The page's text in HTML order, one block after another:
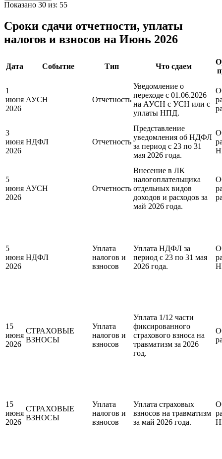
Показано 30 из: 55
Сроки сдачи отчетности, уплаты
налогов и взносов на Июнь 2026
Дата Событие Тип Что сдаем
1
июня
2026
АУСН Отчетность
Уведомление о
переходе с 01.06.2026
на АУСН с УСН или с
уплаты НПД.
3
июня
2026
НДФЛ Отчетность
Представление
уведомления об НДФЛ
за период с 23 по 31
мая 2026 года.
5
июня
2026
АУСН Отчетность
Внесение в ЛК
налогоплательщика
отдельных видов
доходов и расходов за
май 2026 года.
5
июня
2026
НДФЛ
Уплата
налогов и
взносов
Уплата НДФЛ за
период с 23 по 31 мая
2026 года.
15
июня
2026
СТРАХОВЫЕ
ВЗНОСЫ
Уплата
налогов и
взносов
Уплата 1/12 части
фиксированного
страхового взноса на
травматизм за 2026
год.
15
июня
2026
СТРАХОВЫЕ
ВЗНОСЫ
Уплата
налогов и
взносов
Уплата страховых
взносов на травматизм
за май 2026 года.